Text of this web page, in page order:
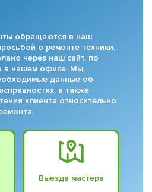
обращаются в наш
о ремонте техники.
через наш сайт, по
в нашем офисе. Мы
данные об
а также
клиента относительно
Выезда мастера